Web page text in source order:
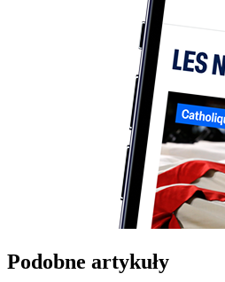
Podobne artykuły